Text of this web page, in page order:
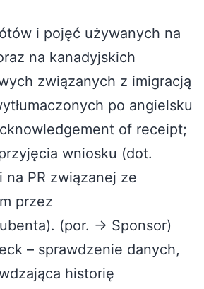
i pojęć używanych na
na kanadyjskich
związanych z imigracją
po angielsku
of receipt;
wniosku (dot.
PR związanej ze
przez
(por. -> Sponsor)
– sprawdzenie danych,
historię